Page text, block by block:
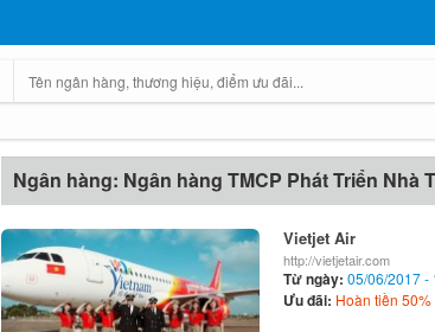
Ngân hàng: Ngân hàng TMCP Phát Triển Nhà
Vietjet Air
http://vietjetair.com
Từ ngày: 05/06/2017 -
Ưu đãi: Hoàn tiền